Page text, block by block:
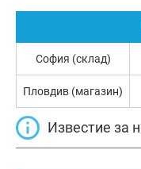
София (склад)
Пловдив (магазин)
Известие за